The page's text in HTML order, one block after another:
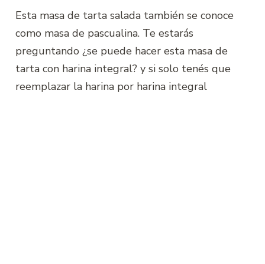
Esta masa de tarta salada también se conoce
como masa de pascualina. Te estarás
preguntando ¿se puede hacer esta masa de
tarta con harina integral? y si solo tenés que
reemplazar la harina por harina integral